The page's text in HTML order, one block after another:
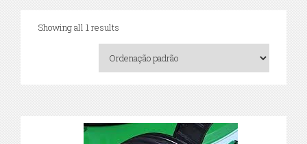
Showing all 1 results